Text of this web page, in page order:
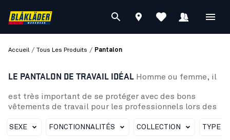
Accueil / Tous Les Produits / Pantalon
LE PANTALON DE TRAVAIL IDÉAL Homme ou femme, il
est très important de se protéger avec des bons
vêtements de travail pour les professionnels lors des
pluie, soleil, neige, vent… Il faut avoir un pantalon qui
SEXE FONCTIONNALITÉS COLLECTION TYPE